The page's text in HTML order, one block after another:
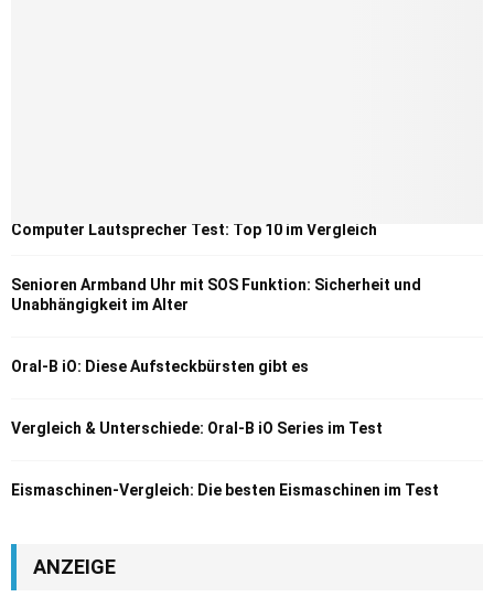
Computer Lautsprecher Test: Top 10 im Vergleich
Senioren Armband Uhr mit SOS Funktion: Sicherheit und
Unabhängigkeit im Alter
Oral-B iO: Diese Aufsteckbürsten gibt es
Vergleich & Unterschiede: Oral-B iO Series im Test
Eismaschinen-Vergleich: Die besten Eismaschinen im Test
ANZEIGE